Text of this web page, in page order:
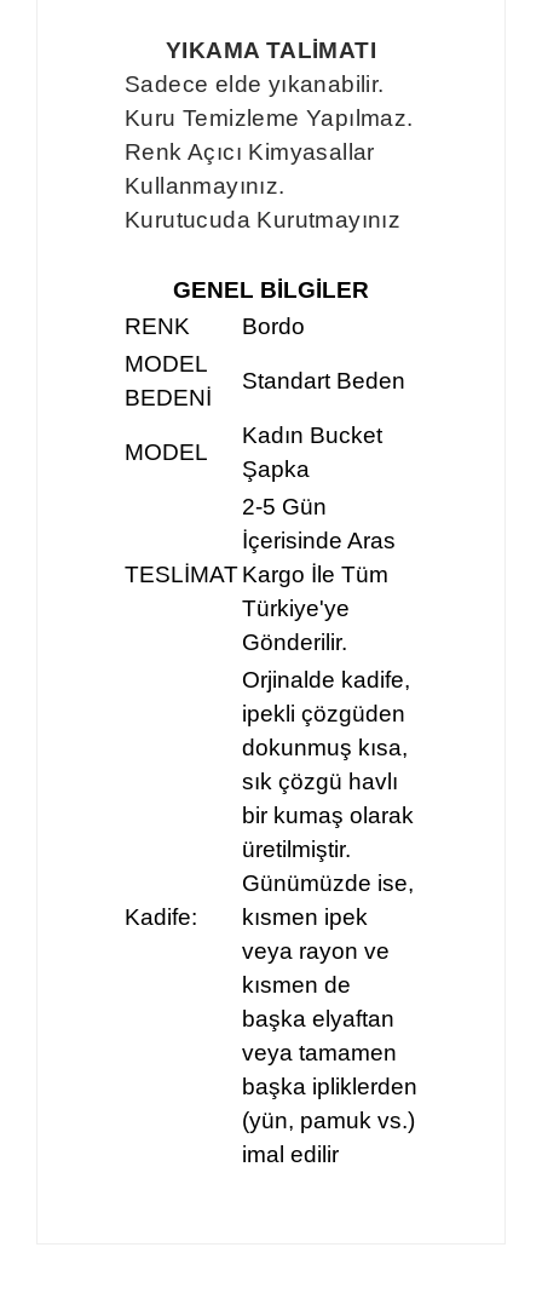
YIKAMA TALİMATI
Sadece elde yıkanabilir.
Kuru Temizleme Yapılmaz.
Renk Açıcı Kimyasallar
Kullanmayınız.
Kurutucuda Kurutmayınız
GENEL BİLGİLER
RENK
Bordo
MODEL
BEDENİ
Standart Beden
MODEL
Kadın Bucket
Şapka
TESLİMAT
2-5 Gün
İçerisinde Aras
Kargo İle Tüm
Türkiye'ye
Gönderilir.
Kadife:
Orjinalde kadife,
ipekli çözgüden
dokunmuş kısa,
sık çözgü havlı
bir kumaş olarak
üretilmiştir.
Günümüzde ise,
kısmen ipek
veya rayon ve
kısmen de
başka elyaftan
veya tamamen
başka ipliklerden
(yün, pamuk vs.)
imal edilir